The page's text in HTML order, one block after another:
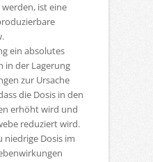
ist eine
ein absolutes
in der Lagerung
zur Ursache
die Dosis in den
erhöht wird und
reduziert wird.
niedrige Dosis im